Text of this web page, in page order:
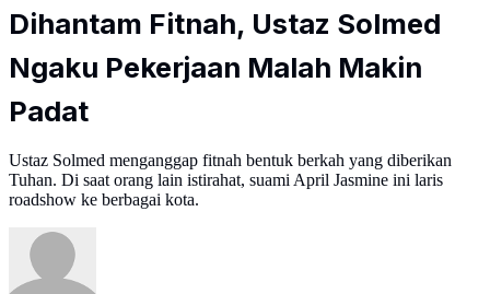
Dihantam Fitnah, Ustaz Solmed
Ngaku Pekerjaan Malah Makin
Padat
Ustaz Solmed menganggap fitnah bentuk berkah yang diberikan
Tuhan. Di saat orang lain istirahat, suami April Jasmine ini laris
roadshow ke berbagai kota.